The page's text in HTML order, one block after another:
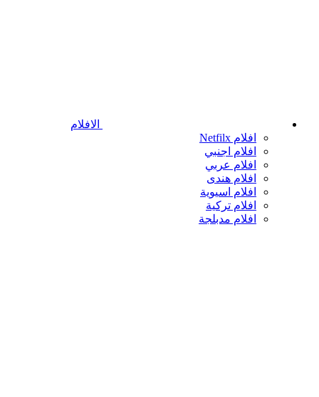
الافلام
افلام Netfilx
افلام اجنبي
افلام عربي
افلام هندى
افلام اسيوية
افلام تركية
افلام مدبلجة